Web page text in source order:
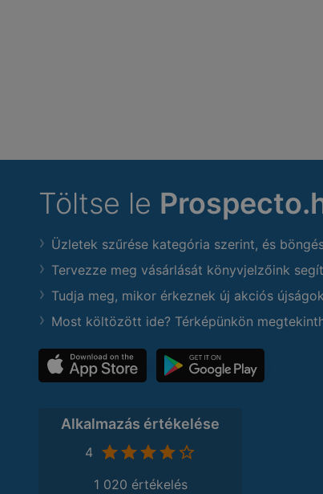
Töltse le
Üzletek szűrése kategória szerint, és
Tervezze meg vásárlását könyvjelzőink
Tudja meg, mikor érkeznek új akciós újságok
Most költözött ide? Térképünkön
Alkalmazás értékelése
4
1 020 értékelés